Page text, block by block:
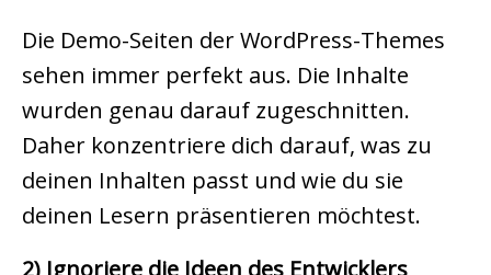
Die Demo-Seiten der WordPress-Themes
sehen immer perfekt aus. Die Inhalte
wurden genau darauf zugeschnitten.
Daher konzentriere dich darauf, was zu
deinen Inhalten passt und wie du sie
deinen Lesern präsentieren möchtest.